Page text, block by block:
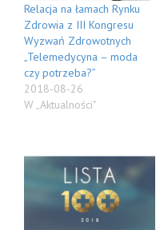
Relacja na łamach Rynku
Zdrowia z III Kongresu
Wyzwań Zdrowotnych
„Telemedycyna – moda
czy potrzeba?”
2018-08-26
W „Aktualności"